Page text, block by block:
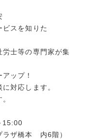
ビスを知りた
士等の専門家が集
ップ！
対応します。
15:00
ザ橋本 内6階）